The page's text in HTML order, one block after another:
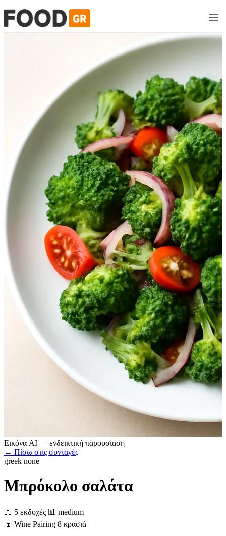
Εικόνα AI — ενδεικτική παρουσίαση
← Πίσω στις συνταγές
greek none
Μπρόκολο σαλάτα
📖 5 εκδοχές 📊 medium
🍷 Wine Pairing 8 κρασιά